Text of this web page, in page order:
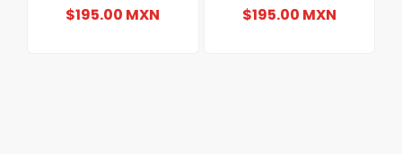
$195.00 MXN $195.00 MXN